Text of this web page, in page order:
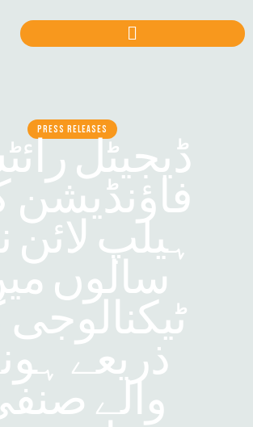
PRESS RELEASES
ڈیجیٹل
سالوں
ذریعے
والے